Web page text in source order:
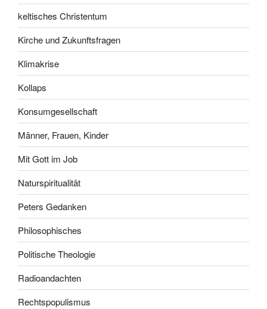
keltisches Christentum
Kirche und Zukunftsfragen
Klimakrise
Kollaps
Konsumgesellschaft
Männer, Frauen, Kinder
Mit Gott im Job
Naturspiritualität
Peters Gedanken
Philosophisches
Politische Theologie
Radioandachten
Rechtspopulismus